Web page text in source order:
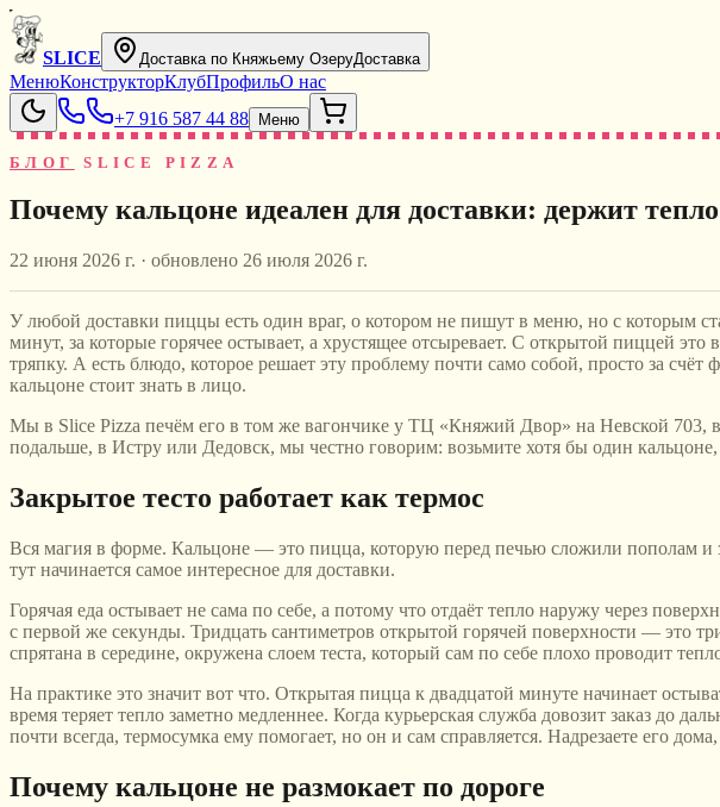
SLICE Доставка по Княжьему ОзеруДоставка
МенюКонструкторКлубПрофильО нас
+7 916 587 44 88
Меню
БЛОГ SLICE PIZZA
Почему кальцоне идеален для доставки: держит
22 июня 2026 г. · обновлено 26 июля 2026 г.
У любой доставки пиццы есть один враг, о котором не пишут в меню, но с которым
минут, за которые горячее остывает, а хрустящее отсыревает. С открытой пиццей
тряпку. А есть блюдо, которое решает эту проблему почти само собой, просто за
кальцоне стоит знать в лицо.
Мы в Slice Pizza печём его в том же вагончике у ТЦ «Княжий Двор» на Невской 703,
подальше, в Истру или Дедовск, мы честно говорим: возьмите хотя бы один
Закрытое тесто работает как термос
Вся магия в форме. Кальцоне — это пицца, которую перед печью сложили пополам и
тут начинается самое интересное для доставки.
Горячая еда остывает не сама по себе, а потому что отдаёт тепло наружу через
с первой же секунды. Тридцать сантиметров открытой горячей поверхности — это
спрятана в середине, окружена слоем теста, который сам по себе плохо проводит
На практике это значит вот что. Открытая пицца к двадцатой минуте начинает
время теряет тепло заметно медленнее. Когда курьерская служба довозит заказ до
почти всегда, термосумка ему помогает, но он и сам справляется. Надрезаете его
Почему кальцоне не размокает по дороге